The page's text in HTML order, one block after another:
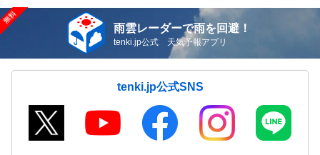
雨雲レーダーで雨を回避！
tenki.jp公式 天気予報アプリ
tenki.jp公式SNS